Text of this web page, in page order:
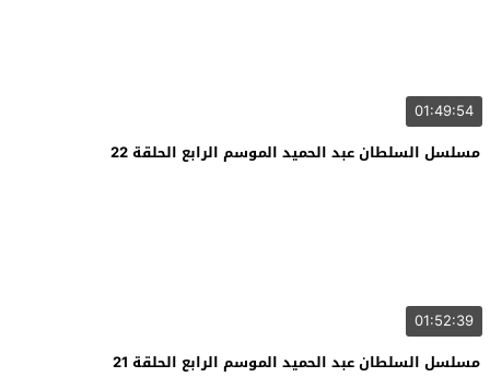
01:49:54
مسلسل السلطان عبد الحميد الموسم الرابع الحلقة 22
01:52:39
مسلسل السلطان عبد الحميد الموسم الرابع الحلقة 21